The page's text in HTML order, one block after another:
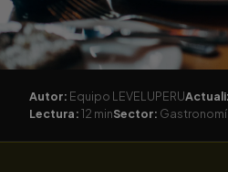
Autor: Equipo LEVELUPERU
Lectura:12 minSector: